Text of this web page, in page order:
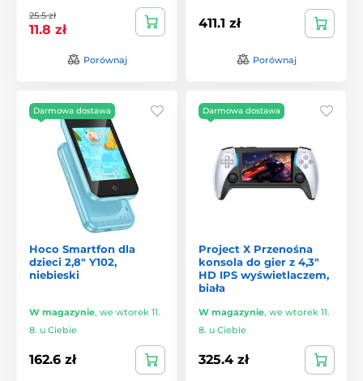
25.5 zł
11.8 zł
Porównaj
411.1 zł
Porównaj
Darmowa dostawa
Hoco Smartfon dla
dzieci 2,8" Y102,
niebieski
W magazynie, we wtorek 11.
8. u Ciebie
162.6 zł
Darmowa dostawa
Project X Przenośna
konsola do gier z 4,3"
HD IPS wyświetlaczem,
biała
W magazynie, we wtorek 11.
8. u Ciebie
325.4 zł